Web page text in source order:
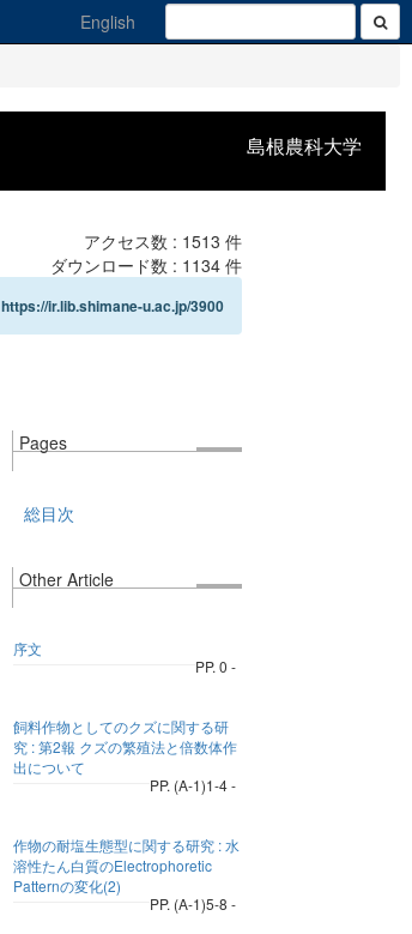
English
島根農科大学
アクセス数 : 1513 件
ダウンロード数 : 1134件
https://ir.lib.shimane-u.ac.jp/3900
Pages
総目次
Other Article
序文
PP. 0 -
飼料作物としてのクズに関する研
究 : 第2報 クズの繁殖法と倍数体作
出について
PP. (A-1)1-4 -
作物の耐塩生態型に関する研究 : 水
溶性たん白質のElectrophoretic
Patternの変化(2)
PP. (A-1)5-8 -